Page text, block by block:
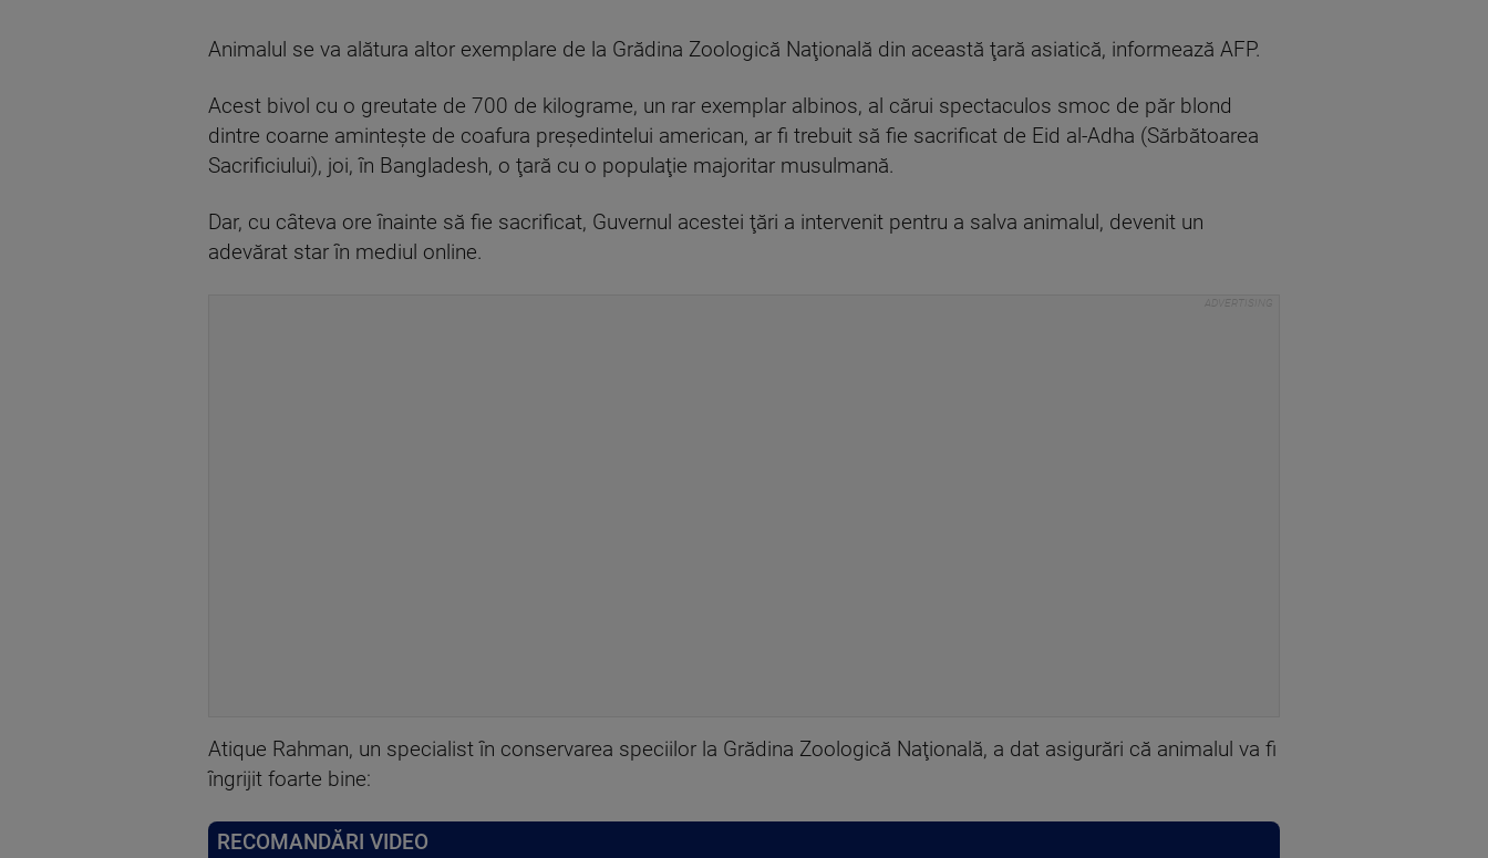
Animalul se va alătura altor exemplare de la Grădina Zoologică Naţională din această ţară asiatică, informează AFP.
Acest bivol cu o greutate de 700 de kilograme, un rar exemplar albinos, al cărui spectaculos smoc de păr blond
dintre coarne aminteşte de coafura preşedintelui american, ar fi trebuit să fie sacrificat de Eid al-Adha (Sărbătoarea
Sacrificiului), joi, în Bangladesh, o ţară cu o populaţie majoritar musulmană.
Dar, cu câteva ore înainte să fie sacrificat, Guvernul acestei ţări a intervenit pentru a salva animalul, devenit un
adevărat star în mediul online.
Atique Rahman, un specialist în conservarea speciilor la Grădina Zoologică Naţională, a dat asigurări că animalul va fi
îngrijit foarte bine:
RECOMANDĂRI VIDEO